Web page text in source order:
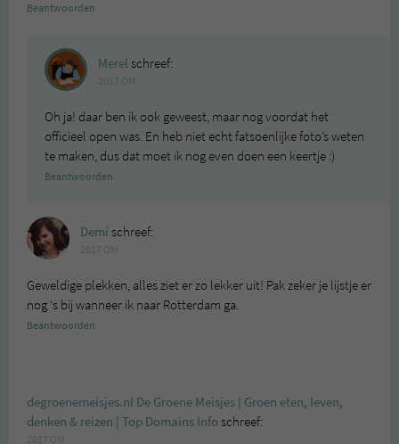
Beantwoorden
Merel schreef:
Oh ja! daar ben ik ook geweest, maar nog voordat het
officieel open was. En heb niet echt fatsoenlijke foto’s weten
te maken, dus dat moet ik nog even doen een keertje :)
Beantwoorden
Demi schreef:
Geweldige plekken, alles ziet er zo lekker uit! Pak zeker je lijstje er
nog ‘s bij wanneer ik naar Rotterdam ga.
Beantwoorden
degroenemeisjes.nl De Groene Meisjes | Groen eten, leven,
denken & reizen | Top Domains Infoschreef: